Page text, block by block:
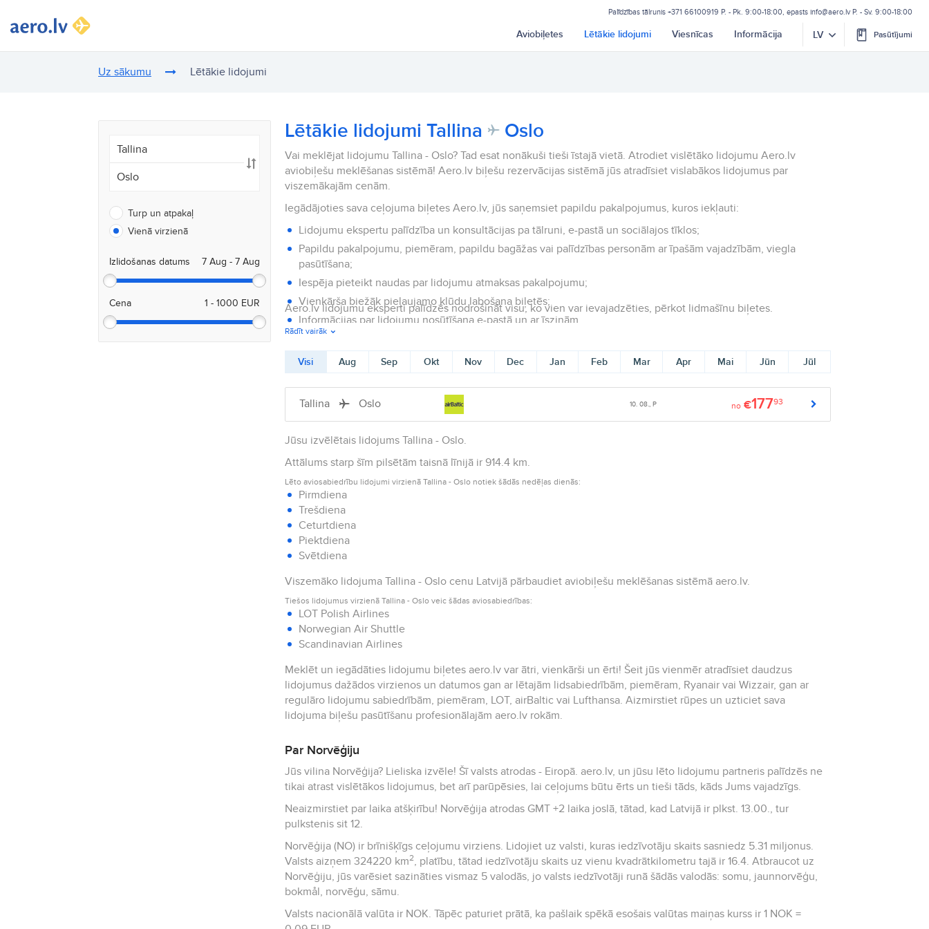
Palīdzības tālrunis +371 66100919 P. - Pk. 9:00-18:00, epasts info@aero.lv P. - Sv. 9:00-18:00
Aviobiļetes Lētākie lidojumi Viesnīcas Informācija LV Pasūtījumi
Uz sākumu Lētākie lidojumi
Turp un atpakaļ
Vienā virzienā
Izlidošanas datums
Cena
Lētākie lidojumi Tallina Oslo
Vai meklējat lidojumu Tallina - Oslo? Tad esat nonākuši tieši īstajā vietā. Atrodiet vislētāko lidojumu Aero.lv
aviobiļešu meklēšanas sistēmā! Aero.lv biļešu rezervācijas sistēmā jūs atradīsiet vislabākos lidojumus par
viszemākajām cenām.
Iegādājoties sava ceļojuma biļetes Aero.lv, jūs saņemsiet papildu pakalpojumus, kuros iekļauti:
Lidojumu ekspertu palīdzība un konsultācijas pa tālruni, e-pastā un sociālajos tīklos;
Papildu pakalpojumu, piemēram, papildu bagāžas vai palīdzības personām ar īpašām vajadzībām, viegla
pasūtīšana;
Iespēja pieteikt naudas par lidojumu atmaksas pakalpojumu;
Vienkārša biežāk pieļaujamo kļūdu labošana biļetēs;
Informācijas par lidojumu nosūtīšana e-pastā un ar īsziņām.
Aero.lv lidojumu eksperti palīdzēs nodrošināt visu, ko vien var ievajadzēties, pērkot lidmašīnu biļetes.
Rādīt vairāk
Visi Aug Sep Okt Nov Dec Jan Feb Mar Apr Mai Jūn Jūl
Tallina Oslo 10. 08., P no €17793
Jūsu izvēlētais lidojums Tallina - Oslo.
Attālums starp šīm pilsētām taisnā līnijā ir 914.4 km.
Lēto aviosabiedrību lidojumi virzienā Tallina - Oslo notiek šādās nedēļas dienās:
Pirmdiena
Trešdiena
Ceturtdiena
Piektdiena
Svētdiena
Viszemāko lidojuma Tallina - Oslo cenu Latvijā pārbaudiet aviobiļešu meklēšanas sistēmā aero.lv.
Tiešos lidojumus virzienā Tallina - Oslo veic šādas aviosabiedrības:
LOT Polish Airlines
Norwegian Air Shuttle
Scandinavian Airlines
Meklēt un iegādāties lidojumu biļetes aero.lv var ātri, vienkārši un ērti! Šeit jūs vienmēr atradīsiet daudzus
lidojumus dažādos virzienos un datumos gan ar lētajām lidsabiedrībām, piemēram, Ryanair vai Wizzair, gan ar
regulāro lidojumu sabiedrībām, piemēram, LOT, airBaltic vai Lufthansa. Aizmirstiet rūpes un uzticiet sava
lidojuma biļešu pasūtīšanu profesionālajām aero.lv rokām.
Par Norvēģiju
Jūs vilina Norvēģija? Lieliska izvēle! Šī valsts atrodas - Eiropā. aero.lv, un jūsu lēto lidojumu partneris palīdzēs ne
tikai atrast vislētākos lidojumus, bet arī parūpēsies, lai ceļojums būtu ērts un tieši tāds, kāds Jums vajadzīgs.
Neaizmirstiet par laika atšķirību! Norvēģija atrodas GMT +2 laika joslā, tātad, kad Latvijā ir plkst. 13.00., tur
pulkstenis sit 12.
Norvēģija (NO) ir brīnišķīgs ceļojumu virziens. Lidojiet uz valsti, kuras iedzīvotāju skaits sasniedz 5.31 miljonus.
Valsts aizņem 324220 km2, platību, tātad iedzīvotāju skaits uz vienu kvadrātkilometru tajā ir 16.4. Atbraucot uz
Norvēģiju, jūs varēsiet sazināties vismaz 5 valodās, jo valsts iedzīvotāji runā šādās valodās: somu, jaunnorvēģu,
bokmål, norvēģu, sāmu.
Valsts nacionālā valūta ir NOK. Tāpēc paturiet prātā, ka pašlaik spēkā esošais valūtas maiņas kurss ir 1 NOK =